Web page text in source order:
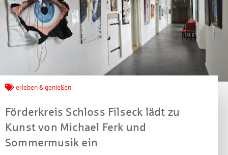
erleben & genießen
Förderkreis Schloss Filseck lädt zu
Kunst von Michael Ferk und
Sommermusik ein